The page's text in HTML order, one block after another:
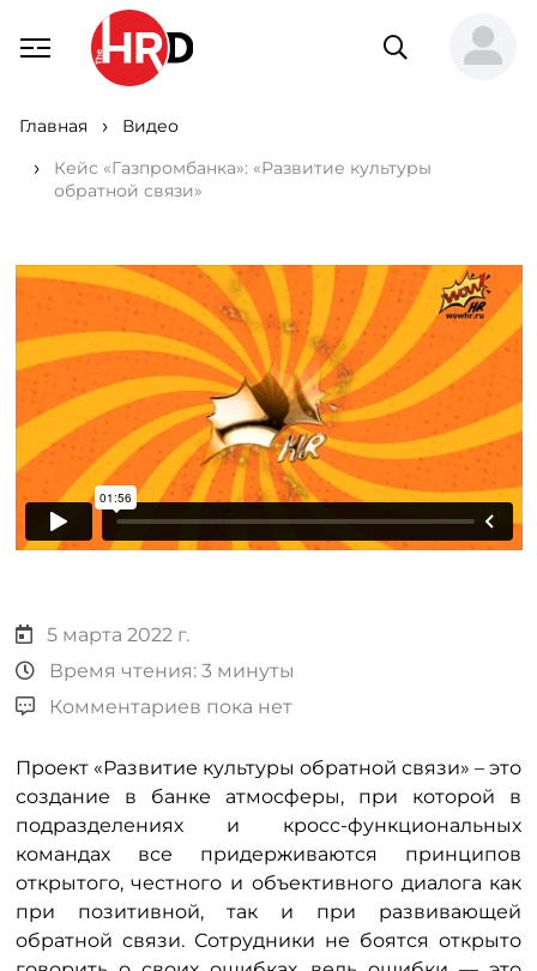
Главная
Видео
Кейс «Газпромбанка»: «Развитие культуры
обратной связи»
5 марта 2022 г.
Время чтения: 3 минуты
Комментариев пока нет
Проект «Развитие культуры обратной связи» – это
создание в банке атмосферы, при которой в
подразделениях и кросс-функциональных
командах все придерживаются принципов
открытого, честного и объективного диалога как
при позитивной, так и при развивающей
обратной связи. Сотрудники не боятся открыто